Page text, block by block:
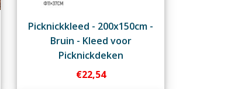
Picknickkleed - 200x150cm -
Bruin - Kleed voor
Picknickdeken
€22,54